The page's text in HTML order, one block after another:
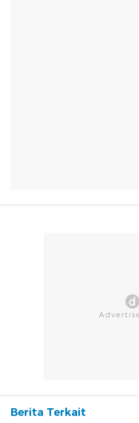
Berita Terkait